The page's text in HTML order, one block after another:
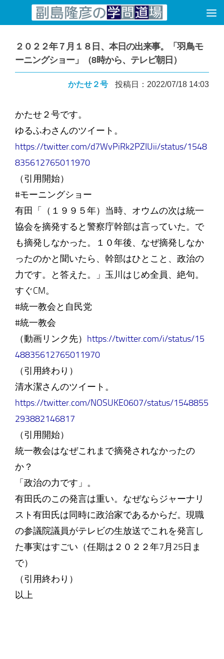
コンテンツへスキップ
２０２２年７月１８日、本日の出来事。「羽鳥モ
ーニングショー」（8時から、テレビ朝日）
かたせ２号 投稿日：2022/07/18 14:03
かたせ２号です。
ゆるふわさんのツイート。
https://twitter.com/d7WvPiRk2PZIUii/status/1548
835612765011970
（引用開始）
#モーニングショー
有田「（１９９５年）当時、オウムの次は統一
協会を摘発すると警察庁幹部は言っていた。で
も摘発しなかった。１０年後、なぜ摘発しなか
ったのかと聞いたら、幹部はひとこと、政治の
力です。と答えた。」玉川はじめ全員、絶句。
すぐCM。
#統一教会と自民党
#統一教会
（動画リンク先） https://twitter.com/i/status/15
48835612765011970
（引用終わり）
清水潔さんのツイート。
https://twitter.com/NOSUKE0607/status/1548855
293882146817
（引用開始）
統一教会はなぜこれまで摘発されなかったの
か？
「政治の力です」。
有田氏のこの発言は重い。なぜならジャーナリ
スト有田氏は同時に政治家であるからだ。現職
の参議院議員がテレビの生放送でこれを発言し
た事実はすごい（任期は２０２２年7月25日ま
で）
（引用終わり）
以上